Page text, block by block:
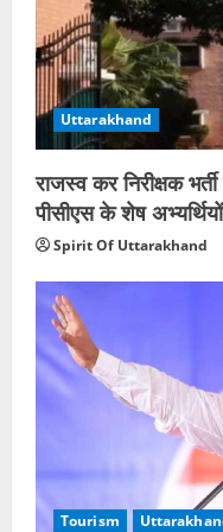
Uttarakhand
राजस्व कर निरीक्षक
पीसीएस के शेष
Spirit Of Uttarakhand
Tourism